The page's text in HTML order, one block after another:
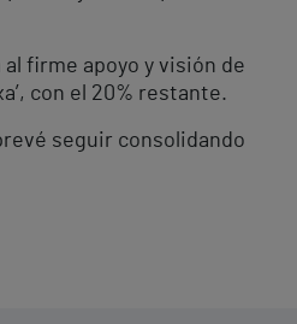
firme apoyo y visión de
con el 20% restante.
seguir consolidando